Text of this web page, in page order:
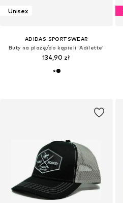
Unisex
ADIDAS SPORTSWEAR
Buty na plażę/do kąpieli 'Adilette'
134,90 zł